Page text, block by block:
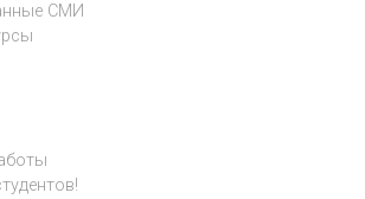
СМИ